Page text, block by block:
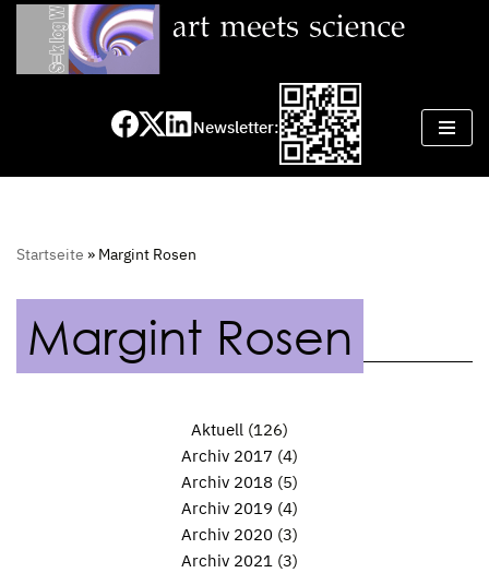
Zum
Newsletter:
Startseite » Margint Rosen
Margint Rosen
Aktuell(126)
Archiv 2017 (4)
Archiv 2018 (5)
Archiv 2019 (4)
Archiv 2020 (3)
Archiv 2021(3)